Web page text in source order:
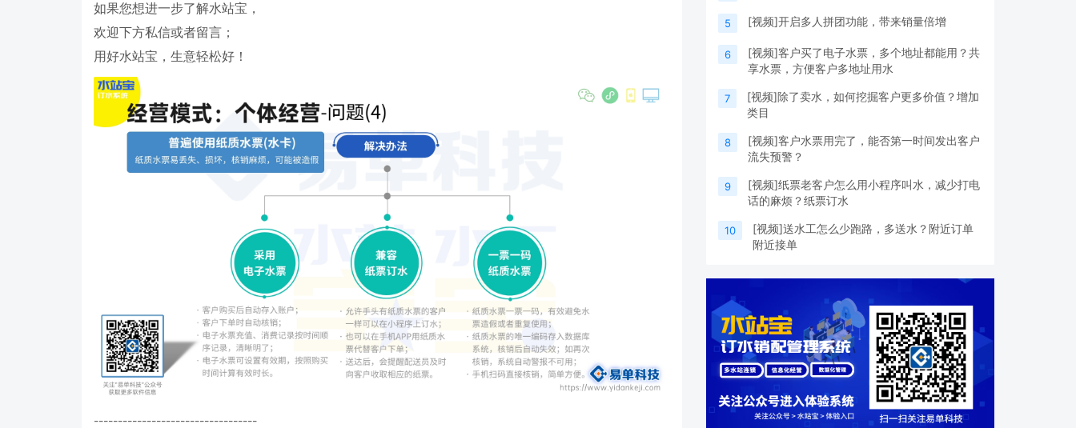
如果您想进一步了解水站宝，
欢迎下方私信或者留言；
用好水站宝，生意轻松好！
----------------------------------
5 [视频]开启多人拼团功能，带来销量倍增
6
[视频]客户买了电子水票，多个地址都能用？共
享水票，方便客户多地址用水
7
[视频]除了卖水，如何挖掘客户更多价值？增加
类目
8
[视频]客户水票用完了，能否第一时间发出客户
流失预警？
9
[视频]纸票老客户怎么用小程序叫水，减少打电
话的麻烦？纸票订水
10
[视频]送水工怎么少跑路，多送水？附近订单
附近接单